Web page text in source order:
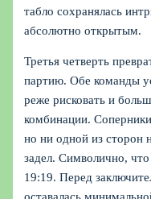
табло сохранялась
абсолютно открытым.
Третья четверть
партию. Обе команды
реже рисковать и
комбинации.
но ни одной из сторон
задел. Символично,
19:19. Перед